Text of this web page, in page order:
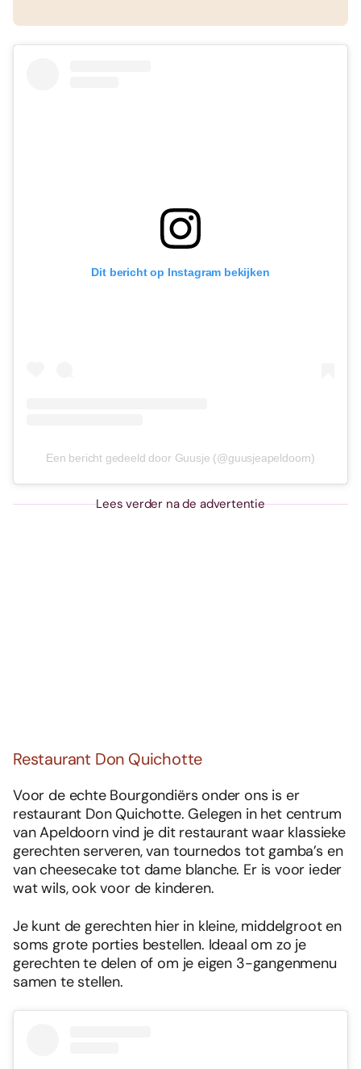
Dit bericht op Instagram bekijken
Een bericht gedeeld door Guusje (@guusjeapeldoorn)
Lees verder na de advertentie
Restaurant Don Quichotte
Voor de echte Bourgondiërs onder ons is er
restaurant Don Quichotte. Gelegen in het centrum
van Apeldoorn vind je dit restaurant waar klassieke
gerechten serveren, van tournedos tot gamba’s en
van cheesecake tot dame blanche. Er is voor ieder
wat wils, ook voor de kinderen.
Je kunt de gerechten hier in kleine, middelgroot en
soms grote porties bestellen. Ideaal om zo je
gerechten te delen of om je eigen 3-gangenmenu
samen te stellen.